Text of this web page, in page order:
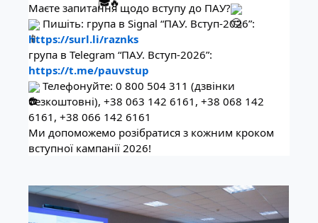
Маєте запитання щодо вступу до ПАУ?
Пишіть: група в Signal “ПАУ. Вступ-2026”:
https://surl.li/raznks
група в Telegram “ПАУ. Вступ-2026”:
https://t.me/pauvstup
Телефонуйте: 0 800 504 311 (дзвінки
безкоштовні), +38 063 142 6161, +38 068 142
6161, +38 066 142 6161
Ми допоможемо розібратися з кожним кроком
вступної кампанії 2026!